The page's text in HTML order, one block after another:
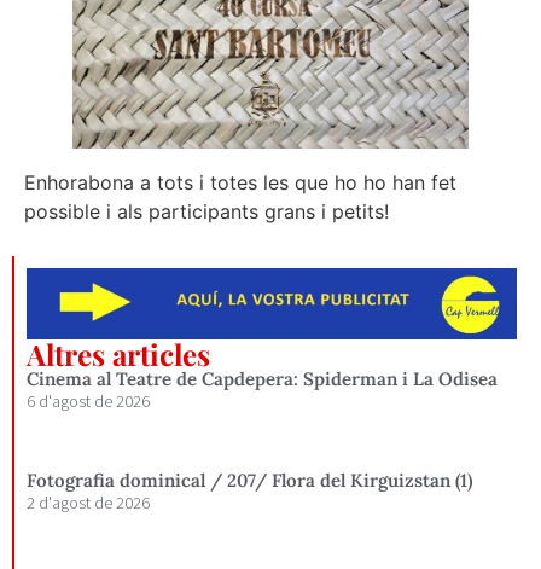
Enhorabona a tots i totes les que ho ho han fet
possible i als participants grans i petits!
Altres articles
Cinema al Teatre de Capdepera: Spiderman i La Odisea
6 d'agost de 2026
Fotografia dominical / 207/ Flora del Kirguizstan (1)
2 d'agost de 2026